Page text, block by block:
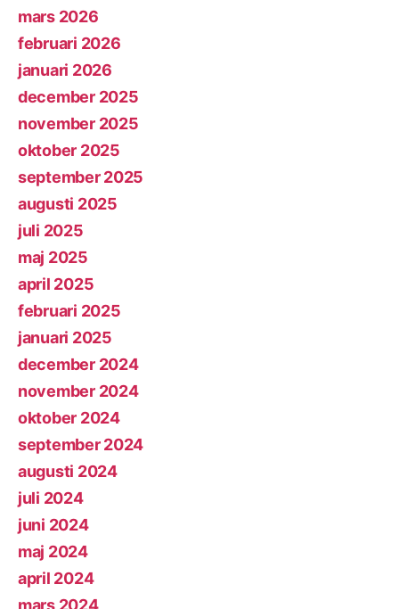
mars 2026
februari 2026
januari 2026
december 2025
november 2025
oktober 2025
september 2025
augusti 2025
juli 2025
maj 2025
april 2025
februari 2025
januari 2025
december 2024
november 2024
oktober 2024
september 2024
augusti 2024
juli 2024
juni 2024
maj 2024
april 2024
mars 2024